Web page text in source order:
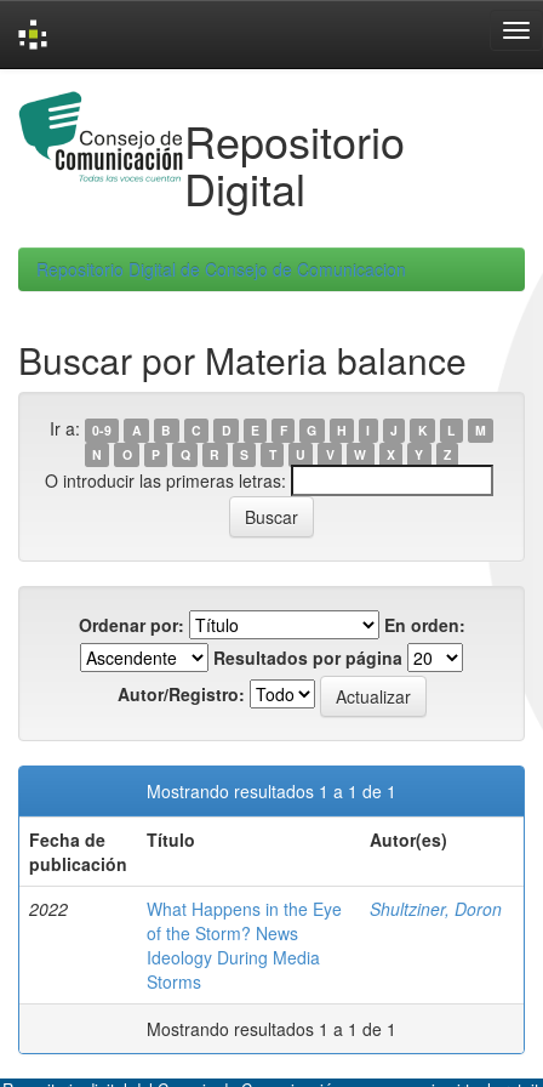
navigation
Repositorio
Digital
Repositorio Digital de Consejo de Comunicacion
Buscar por Materia balance
Ir a: 0-9 A B C D E F G H I J K L
M
N
O P Q R S T U V W X Y Z
O introducir las primeras letras:
Ordenar por:
En orden:
Resultados por página
Autor/Registro:
Mostrando resultados 1 a 1 de 1
Fecha de
publicación
Título Autor(es)
2022
What Happens in the Eye
of the Storm? News
Ideology During Media
Storms
Shultziner, Doron
Mostrando resultados 1 a 1 de 1